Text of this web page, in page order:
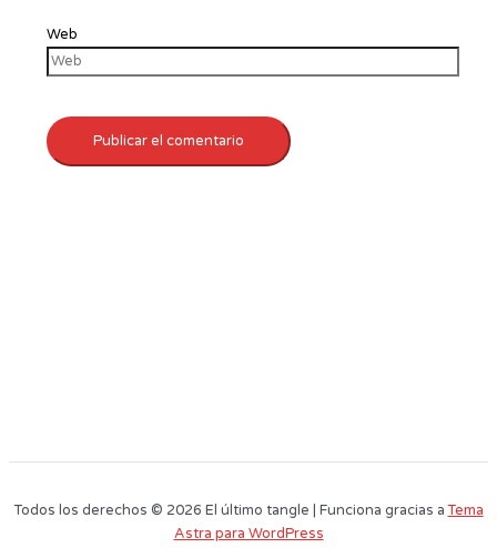
Web
Todos los derechos © 2026 El último tangle | Funciona gracias aTema
Astra para WordPress